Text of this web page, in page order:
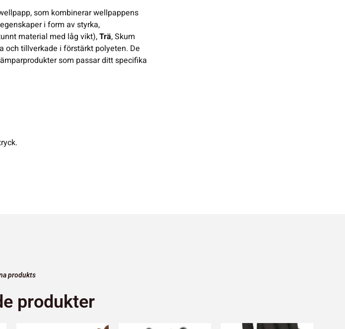
som kombinerar wellpappens
i form av styrka,
material med låg vikt),Trä, Skum
och tillverkade i förstärkt polyeten. De
som passar ditt specifika
produkts
produkter